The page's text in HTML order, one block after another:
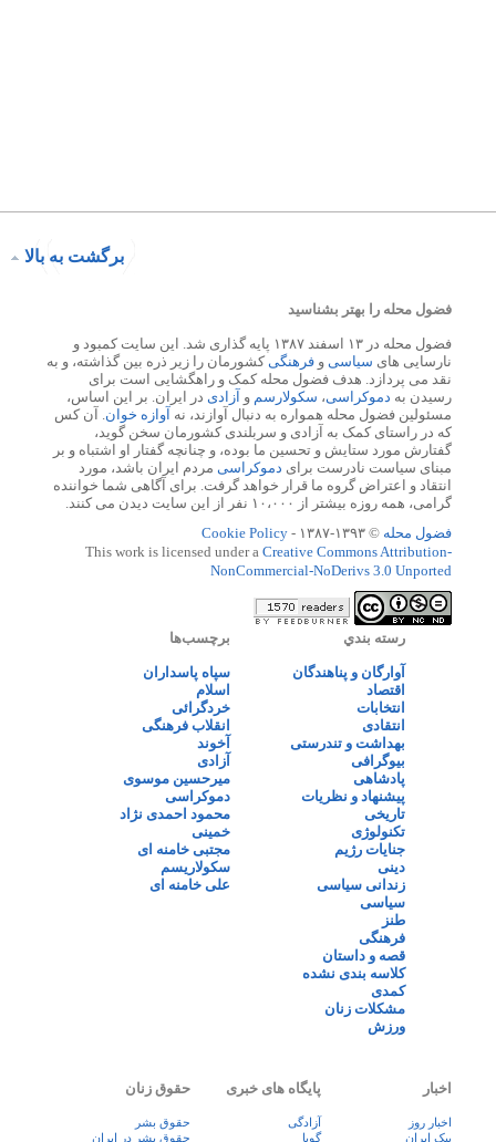
برگشت به بالا
فضول محله را بهتر بشناسید
فضول محله در ۱۳ اسفند ۱۳۸۷ پایه گذاری شد. این سایت کمبود و
نارسایی های سیاسی و فرهنگیکشورمان را زیر ذره بین گذاشته، و به
نقد می پردازد. هدف فضول محله کمک و راهگشایی است برای
رسیدن به دموکراسی، سکولارسم و آزادی در ایران. بر این اساس،
مسئولین فضول محله همواره به دنبال آوازند، نه آوازه خوان. آن کس
که در راستای کمک به آزادی و سربلندی کشورمان سخن گوید،
گفتارش مورد ستایش و تحسین ما بوده، و چنانچه گفتار او اشتباه و بر
مبنای سیاست نادرست برای دموکراسی مردم ایران باشد، مورد
انتقاد و اعتراض گروه ما قرار خواهد گرفت. برای آگاهی شما خواننده
گرامی، همه روزه بیشتر از ۱۰،۰۰۰ نفر از این سایت دیدن می کنند.
فضول محله © ۱۳۹۳-۱۳۸۷ -
Cookie Policy
This work is licensed under a Creative Commons Attribution-
NonCommercial-NoDerivs 3.0 Unported
رسته بندي
آوارگان و پناهندگان
اقتصاد
انتخابات
انتقادی
بهداشت و تندرستی
بیوگرافی
پادشاهی
پیشنهاد و نظریات
تاریخی
تکنولوژی
جنایات رژیم
دینی
زندانی سیاسی
سیاسی
طنز
فرهنگی
قصه و داستان
کلاسه بندی نشده
کمدی
مشکلات زنان
ورزش
برچسب‌ها
سپاه پاسداران
اسلام
خردگرائی
انقلاب فرهنگی
آخوند
آزادی
میرحسین موسوی
دموکراسی
محمود احمدی نژاد
خمینی
مجتبی خامنه ای
سکولاریسم
علی خامنه ای
اخبار
اخبار روز
پيک ايران
پایگاه های خبری
آزادگی
گویا
حقوق زنان
حقوق بشر
حقوق بشر در ایران